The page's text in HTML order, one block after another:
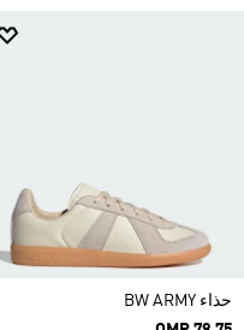
حذاء ‏BW ARMY